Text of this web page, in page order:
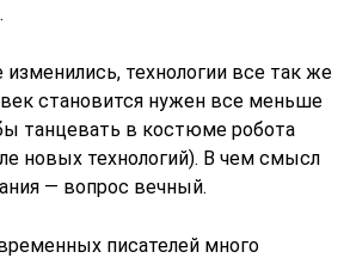
технологии все так же
становится нужен все меньше
танцевать в костюме робота
новых технологий). В чем смысл
— вопрос вечный.
писателей много